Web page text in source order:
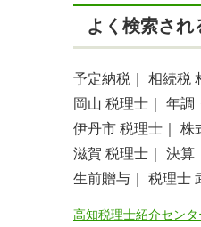
よく検索され
予定納税｜ 相続税
岡山 税理士｜
年調
伊丹市 税理士｜
株
滋賀 税理士｜
決算｜
生前贈与｜
税理士
高知税理士紹介センタ